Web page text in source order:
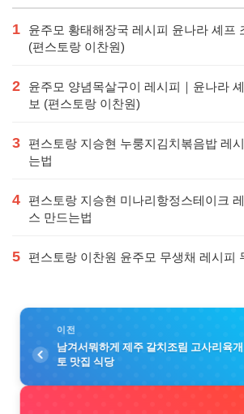
1
윤주모 황태해장국 레시피 윤나라 셰프
(편스토랑 이찬원)
2
윤주모 양념목살구이 레시피｜윤나라
보 (편스토랑 이찬원)
3
편스토랑 지승현 누룽지김치볶음밥 레
는법
4
편스토랑 지승현 미나리항정스테이크
스 만드는법
5 편스토랑 이찬원 윤주모 무생채 레시피
이전
남겨서뭐하게 제주 갈치조림 고사리육
토 맛집 식당